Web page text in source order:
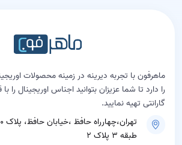
ماهرفون با تجربه دیرینه در زمینه محصولات
را دارد تا شما عزیزان بتوانید اجناس اوریجینال
گارانتی تهیه نمایید.
طبقه ۳ پلاک ۲